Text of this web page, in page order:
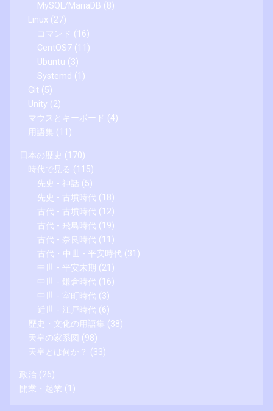
MySQL/MariaDB (8)
Linux (27)
コマンド (16)
CentOS7(11)
Ubuntu (3)
Systemd (1)
Git (5)
Unity (2)
マウスとキーボード (4)
用語集 (11)
日本の歴史 (170)
時代で見る (115)
先史 - 神話 (5)
先史 - 古墳時代 (18)
古代 - 古墳時代 (12)
古代 - 飛鳥時代 (19)
古代 - 奈良時代 (11)
古代・中世 - 平安時代 (31)
中世 - 平安末期 (21)
中世 - 鎌倉時代 (16)
中世 - 室町時代 (3)
近世 - 江戸時代 (6)
歴史・文化の用語集 (38)
天皇の家系図 (98)
天皇とは何か？ (33)
政治 (26)
開業・起業 (1)